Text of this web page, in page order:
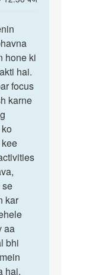
hone ki
hai.
focus
karne
se
kar
aa
bhi
hai.